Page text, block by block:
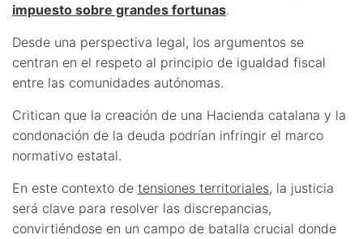
impuesto sobre grandes fortunas.
Desde una perspectiva legal, los argumentos se
centran en el respeto al principio de igualdad fiscal
entre las comunidades autónomas.
Critican que la creación de una Hacienda catalana y la
condonación de la deuda podrían infringir el marco
normativo estatal.
En este contexto de tensiones territoriales, la justicia
será clave para resolver las discrepancias,
convirtiéndose en un campo de batalla crucial donde